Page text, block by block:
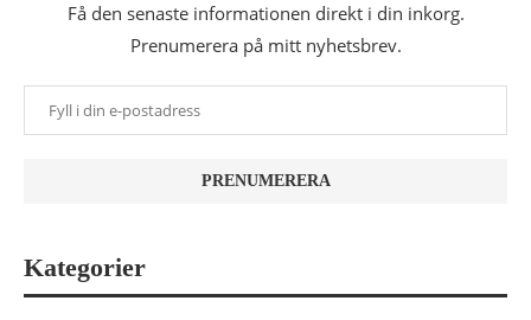
Få den senaste informationen direkt i din inkorg.
Prenumerera på mitt nyhetsbrev.
Kategorier